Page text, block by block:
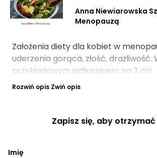
Anna Niewiarowska
Menopauzą
Założenia diety dla kobiet w
uderzenia gorąca, złość, drażliwość.
przykładowym jadłospisem na 3 dni.
Rozwiń opis Zwiń opis
Zapisz się, aby
Imię